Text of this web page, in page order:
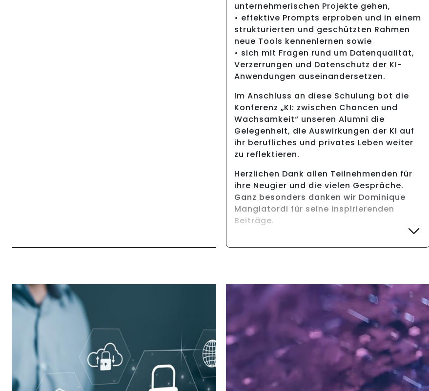
unternehmerischen Projekte gehen,
• effektive Prompts erproben und in einem
strukturierten und geschützten Rahmen
neue Tools kennenlernen sowie
• sich mit Fragen rund um Datenqualität,
Verzerrungen und Datenschutz der KI-
Anwendungen auseinandersetzen.
Im Anschluss an diese Schulung bot die
Konferenz „KI: zwischen Chancen und
Wachsamkeit“ unseren Alumni die
Gelegenheit, die Auswirkungen der KI auf
ihr berufliches und privates Leben weiter
zu reflektieren.
Herzlichen Dank allen Teilnehmenden für
ihre Neugier und die vielen Gespräche.
Ganz besonders danken wir Dominique
Mangiatordi für seine inspirierenden
Beiträge.
Weiterlesen